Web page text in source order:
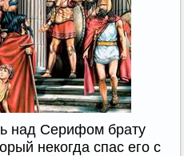
над Серифом брату
некогда спас его с